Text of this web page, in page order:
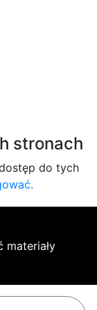
stronach
do tych
materiały